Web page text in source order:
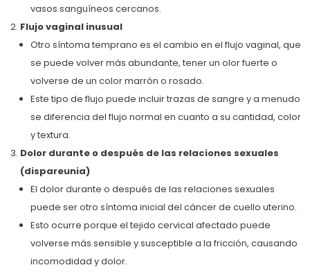
vasos sanguíneos cercanos.
Flujo vaginal inusual
Otro síntoma temprano es el cambio en el flujo vaginal, que
se puede volver más abundante, tener un olor fuerte o
volverse de un color marrón o rosado.
Este tipo de flujo puede incluir trazas de sangre y a menudo
se diferencia del flujo normal en cuanto a su cantidad, color
y textura.
Dolor durante o después de las relaciones sexuales
(dispareunia)
El dolor durante o después de las relaciones sexuales
puede ser otro síntoma inicial del cáncer de cuello uterino.
Esto ocurre porque el tejido cervical afectado puede
volverse más sensible y susceptible a la fricción, causando
incomodidad y dolor.